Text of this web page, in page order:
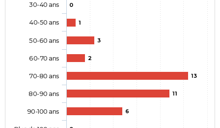
0
1
3
2
13
11
6
30-40 ans
40-50 ans
50-60 ans
60-70 ans
70-80 ans
80-90 ans
90-100 ans